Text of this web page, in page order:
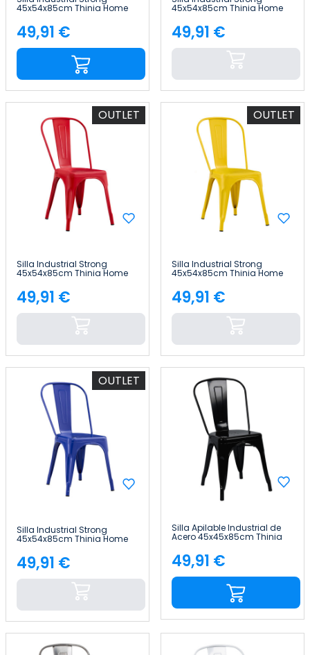
45x54x85cm Thinia Home
Precio
49,91 €
45x54x85cm Thinia Home
Precio
49,91 €
OUTLET
Silla Industrial Strong
45x54x85cm Thinia Home
Precio
49,91 €
OUTLET
Silla Industrial Strong
45x54x85cm Thinia Home
Precio
49,91 €
OUTLET
Silla Industrial Strong
45x54x85cm Thinia Home
Precio
49,91 €
Silla Apilable Industrial de
Acero 45x45x85cm Thinia
Precio
49,91 €